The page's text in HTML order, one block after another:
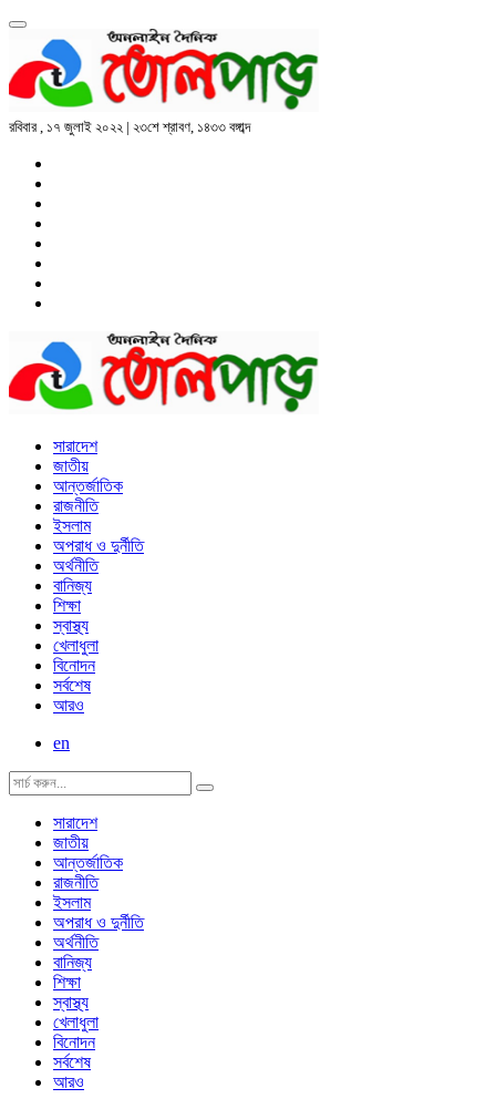
রবিবার , ১৭ জুলাই ২০২২ | ২৩শে শ্রাবণ, ১৪৩৩ বঙ্গাব্দ
সারাদেশ
জাতীয়
আন্তর্জাতিক
রাজনীতি
ইসলাম
অপরাধ ও দুর্নীতি
অর্থনীতি
বানিজ্য
শিক্ষা
স্বাস্থ্য
খেলাধুলা
বিনোদন
সর্বশেষ
আরও
en
সারাদেশ
জাতীয়
আন্তর্জাতিক
রাজনীতি
ইসলাম
অপরাধ ও দুর্নীতি
অর্থনীতি
বানিজ্য
শিক্ষা
স্বাস্থ্য
খেলাধুলা
বিনোদন
সর্বশেষ
আরও